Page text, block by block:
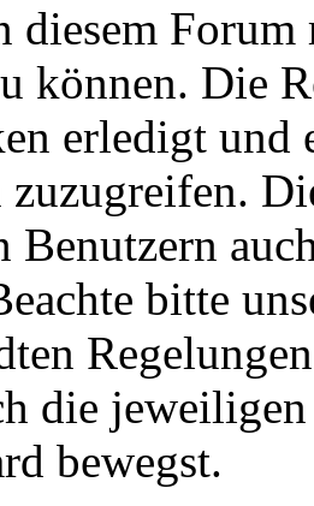
diesem
können. Die
erledigt und
zuzugreifen.
Benutzern
bitte
die
bewegst.